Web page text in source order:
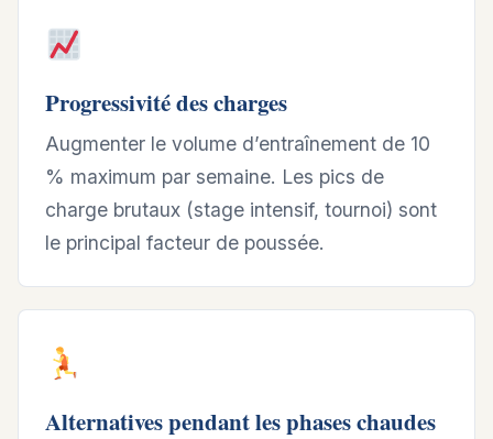
Progressivité des charges
Augmenter le volume d’entraînement de 10
% maximum par semaine. Les pics de
charge brutaux (stage intensif, tournoi) sont
le principal facteur de poussée.
Alternatives pendant les phases chaudes